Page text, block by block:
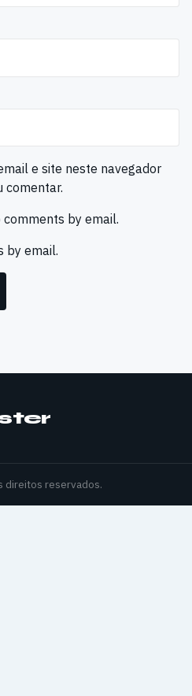
e site neste navegador
comentar.
by email.
by email.
direitos reservados.